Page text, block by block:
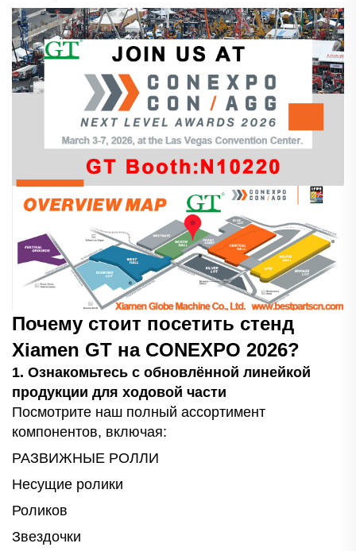
Почему стоит посетить стенд
Xiamen GT на CONEXPO 2026?
1. Ознакомьтесь с обновлённой линейкой
продукции для ходовой части
Посмотрите наш полный ассортимент
компонентов, включая:
РАЗВИЖНЫЕ РОЛЛИ
Несущие ролики
Роликов
Звездочки